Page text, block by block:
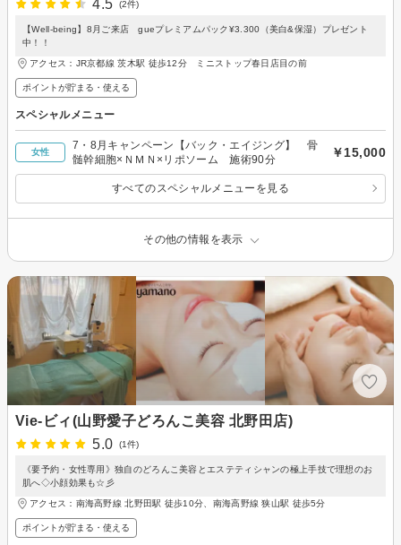
4.5 (2件)
【Well-being】8月ご来店 gueプレミアムパック¥3.300（美白&保湿）プレゼント
中！！
アクセス：JR京都線 茨木駅 徒歩12分 ミニストップ春日店目の前
ポイントが貯まる・使える
スペシャルメニュー
女性
7・8月キャンペーン【バック・エイジング】 骨
髄幹細胞×ＮＭＮ×リポソーム 施術90分
￥15,000
すべてのスペシャルメニューを見る
その他の情報を表示
Vie-ビィ(山野愛子どろんこ美容 北野田店)
5.0
(1件)
《要予約・女性専用》独自のどろんこ美容とエステティシャンの極上手技で理想のお
肌へ◇小顔効果も☆彡
アクセス：南海高野線 北野田駅 徒歩10分、南海高野線 狭山駅 徒歩5分
ポイントが貯まる・使える